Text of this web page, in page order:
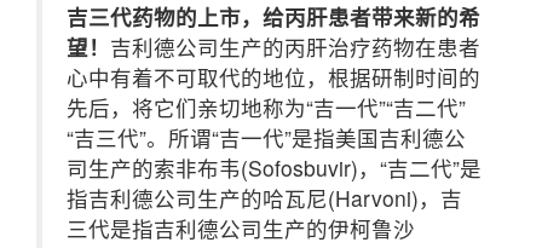
吉三代药物的上市，给丙肝患者带来新的希
望！ 吉利德公司生产的丙肝治疗药物在患者
心中有着不可取代的地位，根据研制时间的
先后，将它们亲切地称为“吉一代”“吉二代”
“吉三代”。所谓“吉一代”是指美国吉利德公
司生产的索非布韦(Sofosbuvir)，“吉二代”是
指吉利德公司生产的哈瓦尼(Harvoni)，吉
三代是指吉利德公司生产的伊柯鲁沙